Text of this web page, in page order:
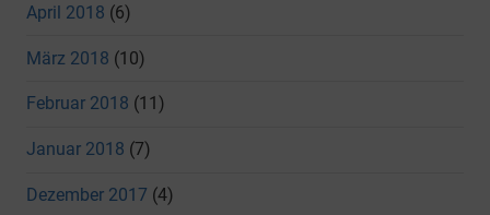
April 2018 (6)
März 2018 (10)
Februar 2018 (11)
Januar 2018 (7)
Dezember 2017 (4)